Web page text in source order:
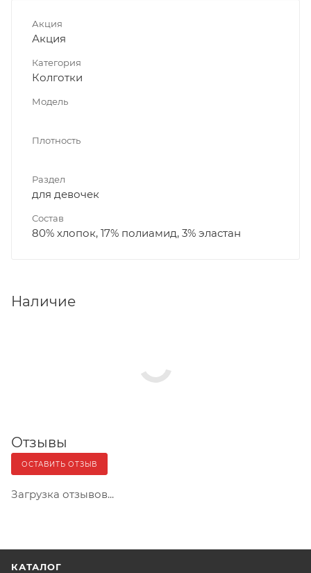
Акция
Акция
Категория
Колготки
Модель
Плотность
Раздел
для девочек
Состав
80% хлопок, 17% полиамид, 3% эластан
Наличие
Отзывы
ОСТАВИТЬ ОТЗЫВ
Загрузка отзывов...
КАТАЛОГ